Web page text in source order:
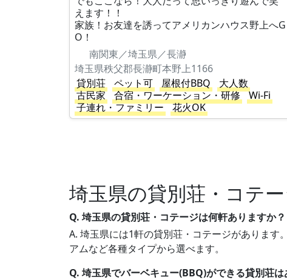
えます！！
家族！お友達を誘ってアメリカンハウス野上へG
O！
南関東／埼玉県／長瀞
埼玉県秩父郡長瀞町本野上1166
貸別荘
ペット可 屋根付BBQ
大人数
古民家
合宿・ワーケーション・研修
Wi-Fi
子連れ・ファミリー
花火OK
埼玉県の貸別荘・コテ
Q. 埼玉県の貸別荘・コテージは何軒ありますか？
A. 埼玉県には1軒の貸別荘・コテージがありま
アムなど各種タイプから選べます。
Q. 埼玉県でバーベキュー(BBQ)ができる貸別荘は